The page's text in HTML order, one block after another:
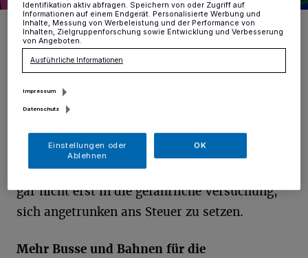
Foto: Semevent/Pixabay
D enn gerade in der närrischen Zeit bietet
es sich an, das Auto stehen zu lassen,
unbeschwert zu feiern und mit der Rheinbahn
zu fahren. Wer Bus und Bahn nutzt, kommt
gar nicht erst in die gefährliche Versuchung,
sich angetrunken ans Steuer zu setzen.
Mehr Busse und Bahnen für die
Identifikation aktiv abfragen. Speichern von oder Zugriff auf
Informationen auf einem Endgerät. Personalisierte Werbung und
Inhalte, Messung von Werbeleistung und der Performance von
Inhalten, Zielgruppenforschung sowie Entwicklung und Verbesserung
von Angeboten.
Ausführliche Informationen
Impressum
Datenschutz
Einstellungen oder
Ablehnen
OK